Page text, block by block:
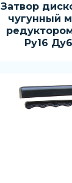
Затвор
чугунный
редуктором
Ру16